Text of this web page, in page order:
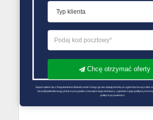
Chcę otrzymać oferty
Zapoznałem się z Regulaminem Świadczenie Usług i go akceptuję Każdą ze zgód można wycofać
biuro@optimalenergy.pl lub w przypadku zewnętrznego dostawcy, zgodnie z jego polityką
polityce prywatności